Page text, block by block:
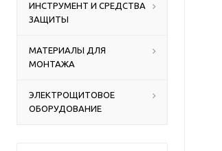
ИНСТРУМЕНТ И СРЕДСТВА
ЗАЩИТЫ
МАТЕРИАЛЫ ДЛЯ
МОНТАЖА
ЭЛЕКТРОЩИТОВОЕ
ОБОРУДОВАНИЕ